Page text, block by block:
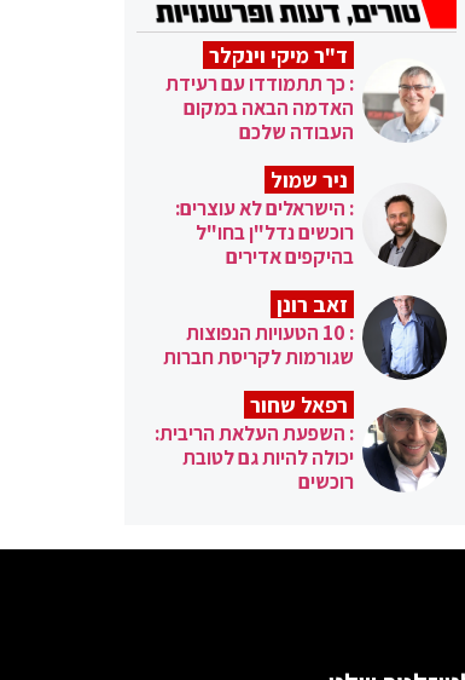
ד"ר מיקי וינקלר
: כך תתמודדו עם רעידת
האדמה הבאה במקום
העבודה שלכם
ניר שמול
: הישראלים לא עוצרים:
רוכשים נדל"ן בחו"ל
בהיקפים אדירים
זאב רונן
: 10 הטעויות הנפוצות
שגורמות לקריסת חברות
רפאל שחור
: השפעת העלאת הריבית:
יכולה להיות גם לטובת
רוכשים